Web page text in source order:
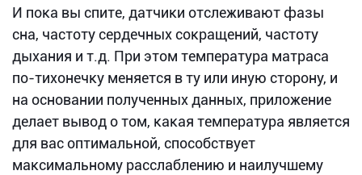
И пока вы спите, датчики отслеживают фазы
сна, частоту сердечных сокращений, частоту
дыхания и т.д. При этом температура матраса
по-тихонечку меняется в ту или иную сторону, и
на основании полученных данных, приложение
делает вывод о том, какая температура является
для вас оптимальной, способствует
максимальному расслаблению и наилучшему